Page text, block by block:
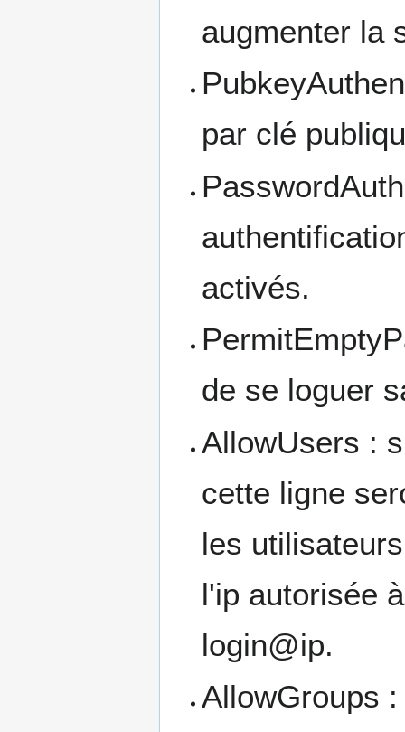
augmenter la
par clé
activés.
de se loguer
AllowUsers :
cette ligne
les
l'ip autorisée
login@ip.
AllowGroups